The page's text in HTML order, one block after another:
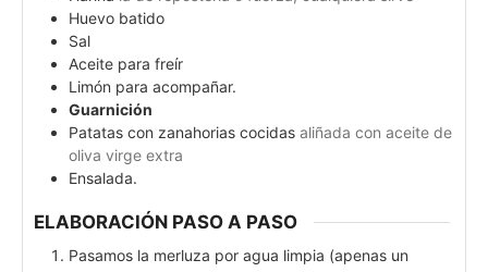
Huevo batido
Sal
Aceite para freír
Limón para acompañar.
Guarnición
Patatas con zanahorias cocidas aliñada con aceite de
oliva virge extra
Ensalada.
ELABORACIÓN PASO A PASO
Pasamos la merluza por agua limpia (apenas un